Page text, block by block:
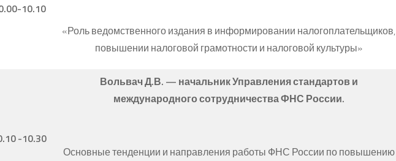
10.10
«Роль ведомственного издания в информировании налогоплательщиков,
повышении налоговой грамотности и налоговой культуры»
-10.30
Вольвач Д.В. — начальник Управления стандартов и
международного сотрудничества ФНС России.
Основные тенденции и направления работы ФНС России по повышению